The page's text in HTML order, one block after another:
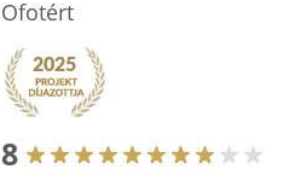
Ofotért
8